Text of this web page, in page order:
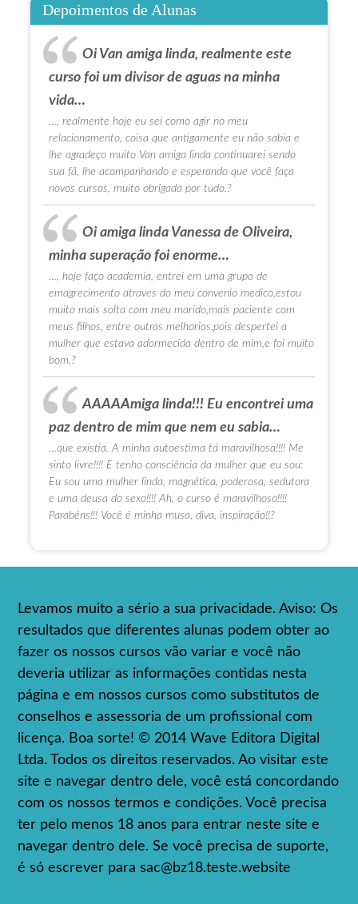
Depoimentos de Alunas
Oi Van amiga linda, realmente este
curso foi um divisor de aguas na minha
vida…
…, realmente hoje eu sei como agir no meu
relacionamento, coisa que antigamente eu não sabia e
lhe agradeço muito Van amiga linda continuarei sendo
sua fã, lhe acompanhando e esperando que você faça
novos cursos, muito obrigada por tudo.?
Oi amiga linda Vanessa de Oliveira,
minha superação foi enorme…
…, hoje faço academia, entrei em uma grupo de
emagrecimento atraves do meu convenio medico,estou
muito mais solta com meu marido,mais paciente com
meus filhos, entre outras melhorias,pois despertei a
mulher que estava adormecida dentro de mim,e foi muito
bom.?
AAAAAmiga linda!!! Eu encontrei uma
paz dentro de mim que nem eu sabia…
…que existia. A minha autoestima tá maravilhosa!!!! Me
sinto livre!!!! E tenho consciência da mulher que eu sou:
Eu sou uma mulher linda, magnética, poderosa, sedutora
e uma deusa do sexo!!!! Ah, o curso é maravilhoso!!!!
Parabéns!!! Você é minha musa, diva, inspiração!!?
Levamos muito a sério a sua privacidade. Aviso: Os
resultados que diferentes alunas podem obter ao
fazer os nossos cursos vão variar e você não
deveria utilizar as informações contidas nesta
página e em nossos cursos como substitutos de
conselhos e assessoria de um profissional com
licença. Boa sorte! © 2014 Wave Editora Digital
Ltda. Todos os direitos reservados. Ao visitar este
site e navegar dentro dele, você está concordando
com os nossos termos e condições. Você precisa
ter pelo menos 18 anos para entrar neste site e
navegar dentro dele. Se você precisa de suporte,
é só escrever parasac@bz18.teste.website